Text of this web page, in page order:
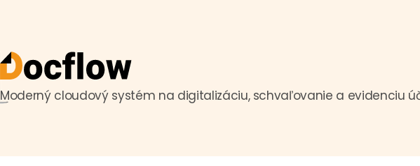
Moderný cloudový systém na digitalizáciu, schvaľovanie a evidenciu